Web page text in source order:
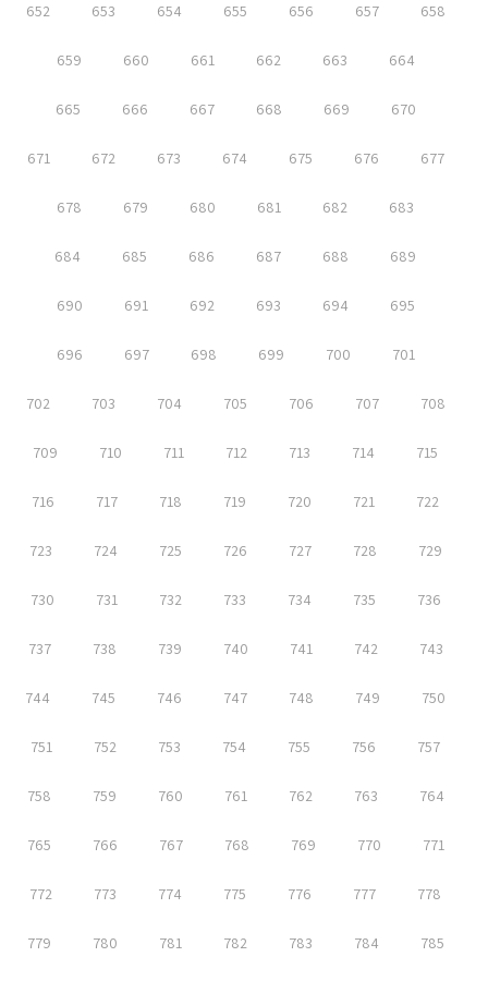
652 653 654 655 656 657 658
659 660 661 662 663 664
665 666 667 668 669 670
671 672 673 674 675 676 677
678 679 680 681 682 683
684 685 686 687 688 689
690 691 692 693 694 695
696 697 698 699 700 701
702 703 704 705 706 707 708
709 710 711 712 713 714 715
716 717 718 719 720 721 722
723 724 725 726 727 728 729
730 731 732 733 734 735 736
737 738 739 740 741 742 743
744 745 746 747 748 749 750
751 752 753 754 755 756 757
758 759 760 761 762 763 764
765 766 767 768 769 770 771
772 773 774 775 776 777 778
779 780 781 782 783 784 785